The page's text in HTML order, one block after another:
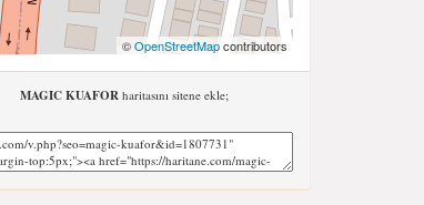
©OpenStreetMapcontributors
MAGIC KUAFORharitasını sitene ekle;